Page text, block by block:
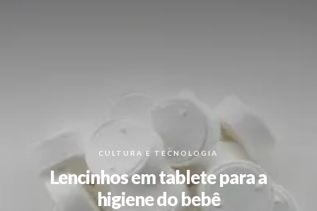
CULTURA E TECNOLOGIA
Lencinhos em tablete para a
higiene do bebê